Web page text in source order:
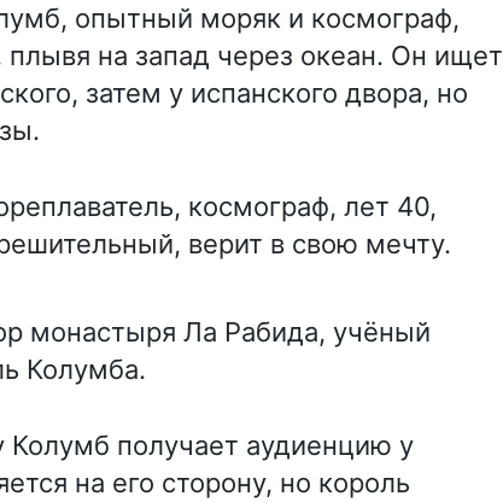
опытный моряк и космограф,
на запад через океан. Он ищет
затем у испанского двора, но
космограф, лет 40,
верит в свою мечту.
монастыря Ла Рабида, учёный
Колумба.
Колумб получает аудиенцию у
на его сторону, но король